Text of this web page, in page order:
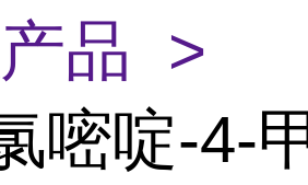
品 >
嘧啶-4-